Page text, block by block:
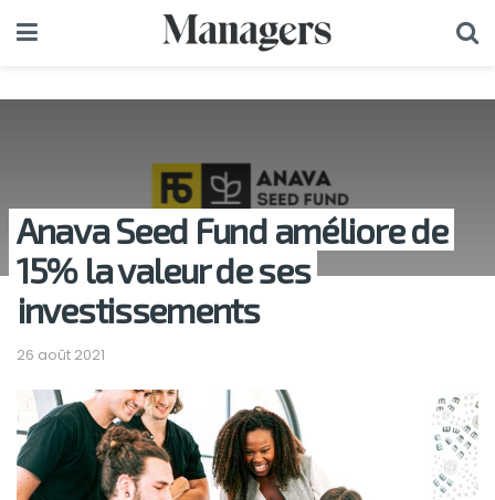
Anava Seed Fund améliore de
15% la valeur de ses
investissements
26 août 2021